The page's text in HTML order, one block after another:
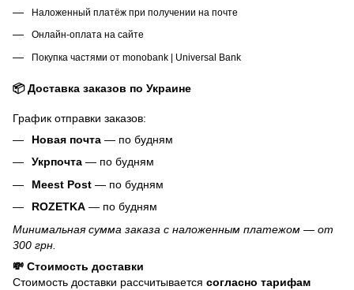
Наложенный платёж при получении на почте
Онлайн-оплата на сайте
Покупка частями от monobank | Universal Bank
📦 Доставка заказов по Украине
График отправки заказов:
Новая почта — по будням
Укрпочта — по будням
Meest Post — по будням
ROZETKA — по будням
Минимальная сумма заказа с наложенным платежом — от
300 грн.
💸 Стоимость доставки
Стоимость доставки рассчитывается согласно тарифам